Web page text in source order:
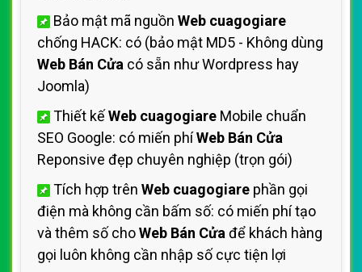
Bảo mật mã nguồn Web cuagogiare
chống HACK: có (bảo mật MD5 - Không dùng
Web Bán Cửa có sẵn như Wordpress hay
Joomla)
Thiết kếWeb cuagogiare Mobile chuẩn
SEO Google: có miến phíWeb Bán Cửa
Reponsive đẹp chuyên nghiệp (trọn gói)
Tích hợp trên Web cuagogiare phần gọi
điện mà không cần bấm số: có miến phí tạo
và thêm số choWeb Bán Cửa để khách hàng
gọi luôn không cần nhập số cực tiện lợi